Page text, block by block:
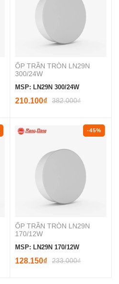
ỐP TRẦN TRÒN LN29N
300/24W
MSP: LN29N 300/24W
210.100₫ 382.000₫
-45%
ỐP TRẦN TRÒN LN29N
170/12W
MSP: LN29N 170/12W
128.150₫ 233.000₫